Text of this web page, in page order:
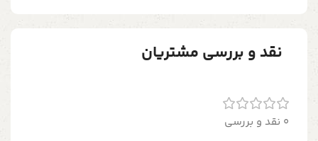
نقد و بررسی مشتریان
0 نقد و بررسی